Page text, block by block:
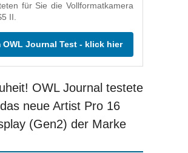
für Sie die Vollformatkamera
II.
OWL Journal Test - klick hier
OWL Journal testete
neue Artist Pro 16
(Gen2) der Marke